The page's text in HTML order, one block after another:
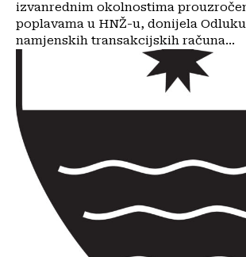
izvanrednim okolnostima
poplavama u HNŽ-u, donijela
namjenskih transakcijskih računa...